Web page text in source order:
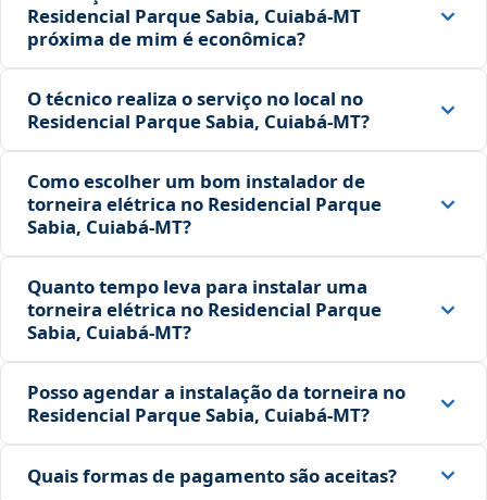
Residencial Parque Sabia, Cuiabá‑MT
próxima de mim é econômica?
O técnico realiza o serviço no local no
Residencial Parque Sabia, Cuiabá‑MT?
Como escolher um bom instalador de
torneira elétrica no Residencial Parque
Sabia, Cuiabá‑MT?
Quanto tempo leva para instalar uma
torneira elétrica no Residencial Parque
Sabia, Cuiabá‑MT?
Posso agendar a instalação da torneira no
Residencial Parque Sabia, Cuiabá‑MT?
Quais formas de pagamento são aceitas?